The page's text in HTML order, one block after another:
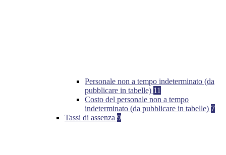
Personale non a tempo indeterminato (da
pubblicare in tabelle) 11
Costo del personale non a tempo
indeterminato (da pubblicare in tabelle) 7
Tassi di assenza 9